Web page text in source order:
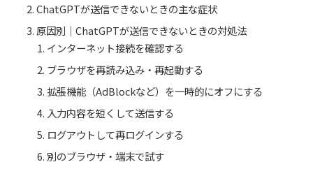
ChatGPTが送信できないときの主な症状
原因別｜ChatGPTが送信できないときの対処法
インターネット接続を確認する
ブラウザを再読み込み・再起動する
拡張機能（AdBlockなど）を一時的にオフにする
入力内容を短くして送信する
ログアウトして再ログインする
別のブラウザ・端末で試す